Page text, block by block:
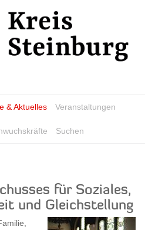
& Aktuelles Veranstaltungen
Suchen
für Soziales,
und Gleichstellung